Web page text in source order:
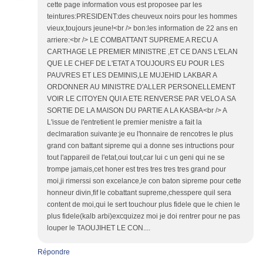
cette page information vous est proposee par les
teintures:PRESIDENT:des cheuveux noirs pour les hommes
vieux,toujours jeune!<br /> bon:les information de 22 ans en
arriere:<br /> LE COMBATTANT SUPREME A RECU A
CARTHAGE LE PREMIER MINISTRE ,ET CE DANS L'ELAN
QUE LE CHEF DE L'ETAT A TOUJOURS EU POUR LES
PAUVRES ET LES DEMINIS,LE MUJEHID LAKBAR A
ORDONNER AU MINISTRE D'ALLER PERSONELLEMENT
VOIR LE CITOYEN QUI A ETE RENVERSE PAR VELO A SA
SORTIE DE LA MAISON DU PARTIE A LA KASBA<br /> A
L'issue de l'entretient le premier menistre a fait la
declmaration suivante:je eu l'honnaire de rencotres le plus
grand con battant sipreme qui a donne ses intructions pour
tout l'appareil de l'etat,oui tout,car lui c un geni qui ne se
trompe jamais,cet honer est tres tres tres tres grand pour
moi,ji rimerssi son excelance,le con baton sipreme pour cette
honneur divin,fif le cobattant supreme,chesspere quil sera
content de moi,qui le sert touchour plus fidele que le chien le
plus fidele(kalb arbi)excquizez moi je doi rentrer pour ne pas
louper le TAOUJIHET LE CON....
Répondre